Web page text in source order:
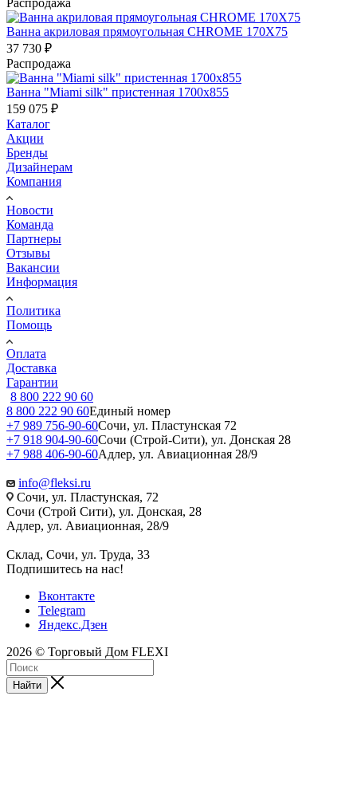
Ванна акриловая прямоугольная CHROME 170Х75
37 730 ₽
Распродажа
Ванна "Miami silk" пристенная 1700х855
159 075 ₽
Каталог
Акции
Бренды
Дизайнерам
Компания
Новости
Команда
Партнеры
Отзывы
Вакансии
Информация
Политика
Помощь
Оплата
Доставка
Гарантии
8 800 222 90 60
8 800 222 90 60Единый номер
+7 989 756-90-60Сочи, ул. Пластунская 72
+7 918 904-90-60Сочи (Строй-Сити), ул. Донская 28
+7 988 406-90-60Адлер, ул. Авиационная 28/9
info@fleksi.ru
Сочи, ул. Пластунская, 72
Сочи (Строй Сити), ул. Донская, 28
Адлер, ул. Авиационная, 28/9
Склад, Сочи, ул. Труда, 33
Подпишитесь на нас!
Вконтакте
Telegram
Яндекс.Дзен
2026 © Торговый Дом FLEXI
Найти